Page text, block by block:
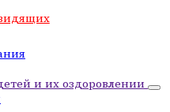
и их оздоровлении